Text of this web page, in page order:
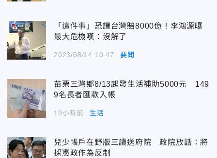
「這件事」恐讓台灣賠8000億！李鴻源曝
最大危機嘆：沒解了
2023/08/14 10:47 要聞
苗栗三灣鄉8/13起發生活補助5000元 149
9名長者匯款入帳
19小時前 生活
兒少帳戶在野版三讀送府院 政院放話：將
採憲政作為反制